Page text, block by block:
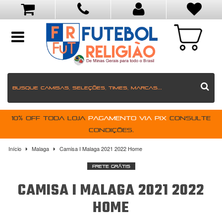
toggle
10% OFF toda loja pagamento via PIX Consulte
condições.
Início Malaga Camisa I Malaga 2021 2022 Home
Frete Grátis
CAMISA I MALAGA 2021 2022
HOME